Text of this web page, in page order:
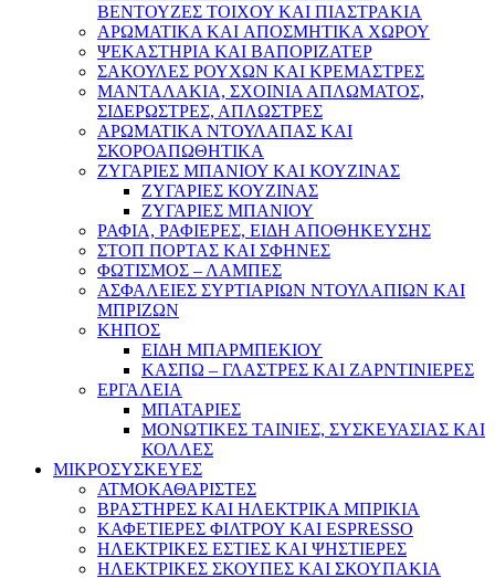
ΒΕΝΤΟΥΖΕΣ ΤΟΙΧΟΥ ΚΑΙ ΠΙΑΣΤΡΑΚΙΑ
ΑΡΩΜΑΤΙΚΑ KAI ΑΠΟΣΜΗΤΙΚΑ ΧΩΡΟΥ
ΨΕΚΑΣΤΗΡΙΑ ΚΑΙ ΒΑΠΟΡΙΖΑΤΕΡ
ΣΑΚΟΥΛΕΣ ΡΟΥΧΩΝ ΚΑΙ ΚΡΕΜΑΣΤΡΕΣ
ΜΑΝΤΑΛΑΚΙΑ, ΣΧΟΙΝΙΑ ΑΠΛΩΜΑΤΟΣ,
ΣΙΔΕΡΩΣΤΡΕΣ, ΑΠΛΩΣΤΡΕΣ
ΑΡΩΜΑΤΙΚΑ ΝΤΟΥΛΑΠΑΣ ΚΑΙ
ΣΚΟΡΟΑΠΩΘΗΤΙΚΑ
ΖΥΓΑΡΙΕΣ ΜΠΑΝΙΟΥ ΚΑΙ ΚΟΥΖΙΝΑΣ
ΖΥΓΑΡΙΕΣ ΚΟΥΖΙΝΑΣ
ΖΥΓΑΡΙΕΣ ΜΠΑΝΙΟΥ
ΡΑΦΙΑ, ΡΑΦΙΕΡΕΣ, ΕΙΔΗ ΑΠΟΘΗΚΕΥΣΗΣ
ΣΤΟΠ ΠΟΡΤΑΣ ΚΑΙ ΣΦΗΝΕΣ
ΦΩΤΙΣΜΟΣ – ΛΑΜΠΕΣ
ΑΣΦΑΛΕΙΕΣ ΣΥΡΤΙΑΡΙΩΝ ΝΤΟΥΛΑΠΙΩΝ ΚΑΙ
ΜΠΡΙΖΩΝ
ΚΗΠΟΣ
ΕΙΔΗ ΜΠΑΡΜΠΕΚΙΟΥ
ΚΑΣΠΩ – ΓΛΑΣΤΡΕΣ ΚΑΙ ΖΑΡΝΤΙΝΙΕΡΕΣ
ΕΡΓΑΛΕΙΑ
ΜΠΑΤΑΡΙΕΣ
ΜΟΝΩΤΙΚΕΣ ΤΑΙΝΙΕΣ, ΣΥΣΚΕΥΑΣΙΑΣ ΚΑΙ
ΚΟΛΛΕΣ
ΜΙΚΡΟΣΥΣΚΕΥΕΣ
ΑΤΜΟΚΑΘΑΡΙΣΤΕΣ
ΒΡΑΣΤΗΡΕΣ ΚΑΙ ΗΛΕΚΤΡΙΚΑ ΜΠΡΙΚΙΑ
ΚΑΦΕΤΙΕΡΕΣ ΦΙΛΤΡΟΥ ΚΑΙ ESPRESSO
ΗΛΕΚΤΡΙΚΕΣ ΕΣΤΙΕΣ ΚΑΙ ΨΗΣΤΙΕΡΕΣ
ΗΛΕΚΤΡΙΚΕΣ ΣΚΟΥΠΕΣ ΚΑΙ ΣΚΟΥΠΑΚΙΑ